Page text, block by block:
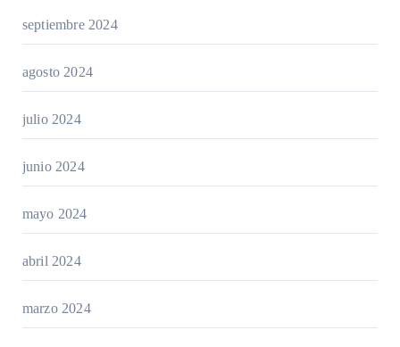
septiembre 2024
agosto 2024
julio 2024
junio 2024
mayo 2024
abril 2024
marzo 2024